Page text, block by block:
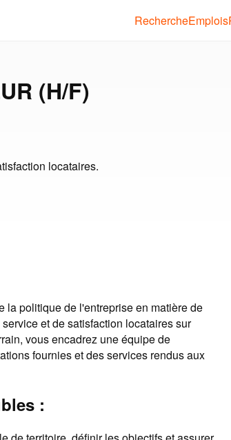
RechercheEmplois
(H/F)
locataires.
la politique de l'entreprise en matière de
et de satisfaction locataires sur
vous encadrez une équipe de
fournies et des services rendus aux
: